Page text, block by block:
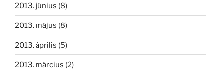
2013. június (8)
2013. május (8)
2013. április (5)
2013. március (2)